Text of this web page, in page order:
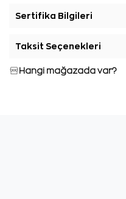
Sertifika Bilgileri
Taksit Seçenekleri
Hangi mağazada var?